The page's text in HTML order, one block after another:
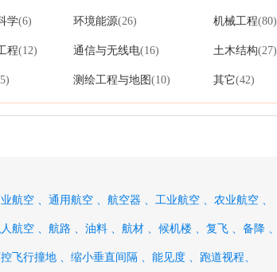
学(6) 环境能源(26) 机械工程(80)
程(12) 通信与无线电(16) 土木结构(27)
测绘工程与地图(10) 其它(42)
航空 、 通用航空 、 航空器 、 工业航空 、 农业航空 、
航空 、 航路 、 油料 、 航材 、 候机楼 、 复飞 、 备降 、
飞行撞地 、 缩小垂直间隔 、 能见度 、 跑道视程、